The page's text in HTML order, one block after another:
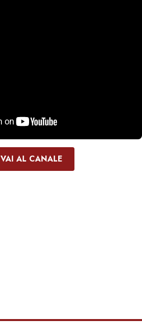
VAI AL CANALE